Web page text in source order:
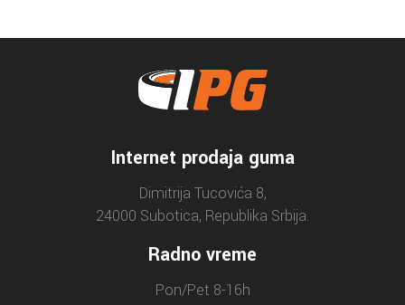
Internet prodaja guma
Dimitrija Tucovića 8,
24000 Subotica, Republika Srbija.
Radno vreme
Pon/Pet 8-16h